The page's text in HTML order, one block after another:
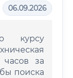
06.09.2026
курсу
часов за
поиска